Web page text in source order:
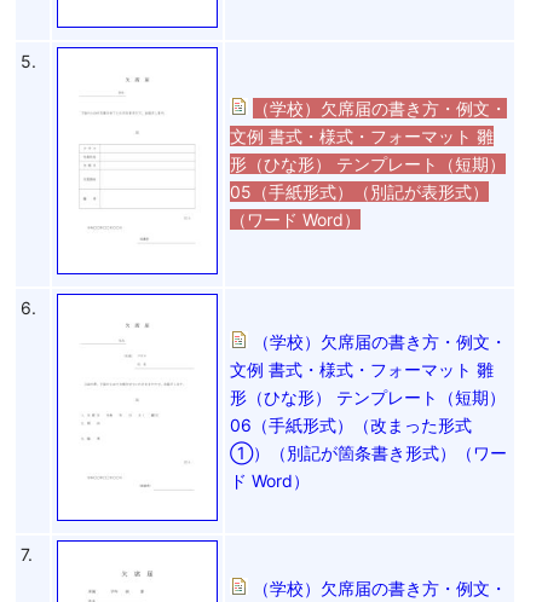
5.
（学校）欠席届の書き方・例文・
文例 書式・様式・フォーマット 雛
形（ひな形） テンプレート（短期）
05（手紙形式）（別記が表形式）
（ワード Word）
6.
（学校）欠席届の書き方・例文・
文例 書式・様式・フォーマット 雛
形（ひな形） テンプレート（短期）
06（手紙形式）（改まった形式
①）（別記が箇条書き形式）（ワー
ド Word）
7.
（学校）欠席届の書き方・例文・